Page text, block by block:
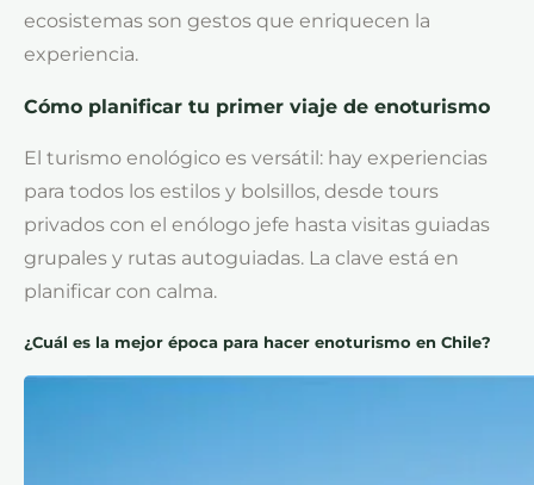
ecosistemas son gestos que enriquecen la
experiencia.
Cómo planificar tu primer viaje de enoturismo
El turismo enológico es versátil: hay experiencias
para todos los estilos y bolsillos, desde tours
privados con el enólogo jefe hasta visitas guiadas
grupales y rutas autoguiadas. La clave está en
planificar con calma.
¿Cuál es la mejor época para hacer enoturismo en Chile?